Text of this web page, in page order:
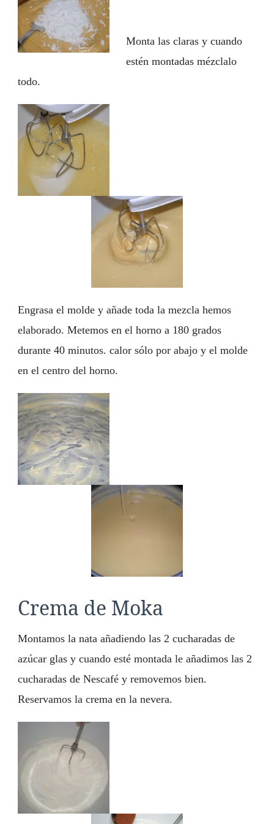
Monta las claras y cuando
estén montadas mézclalo
todo.
Engrasa el molde y añade toda la mezcla hemos
elaborado. Metemos en el horno a 180 grados
durante 40 minutos. calor sólo por abajo y el molde
en el centro del horno.
Crema de Moka
Montamos la nata añadiendo las 2 cucharadas de
azúcar glas y cuando esté montada le añadimos las 2
cucharadas de Nescafé y removemos bien.
Reservamos la crema en la nevera.